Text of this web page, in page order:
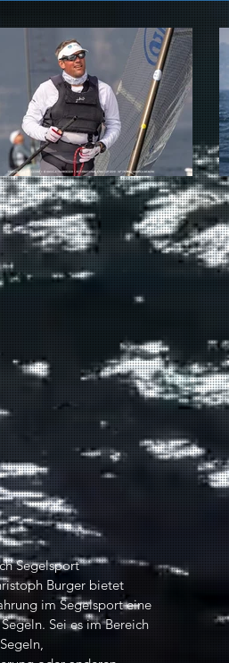
Segelsport
Burger bietet
im Segelsport eine
Sei es im Bereich